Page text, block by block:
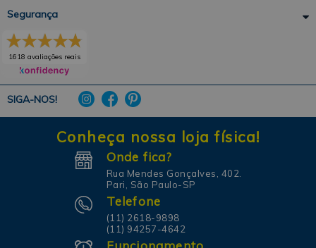
SIGA-NOS!
Segurança
1618 avaliações reais
Conheça nossa loja física!
Onde fica?
Rua Mendes Gonçalves, 402.
Pari, São Paulo-SP
Telefone
(11) 2618-9898
(11) 94257-4642